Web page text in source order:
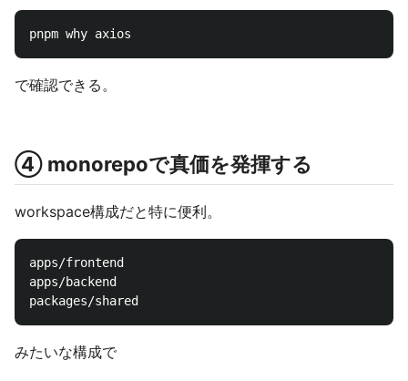
で確認できる。
④ monorepoで真価を発揮する
workspace構成だと特に便利。
apps/frontend
apps/backend
みたいな構成で